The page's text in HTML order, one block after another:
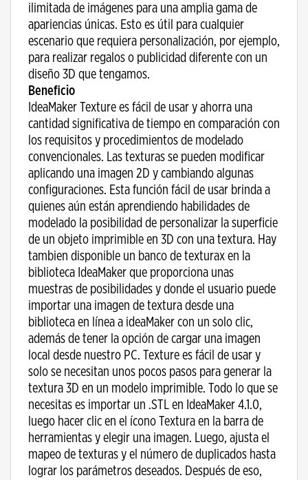
ilimitada de imágenes para una amplia gama de
apariencias únicas. Esto es útil para cualquier
escenario que requiera personalización, por ejemplo,
para realizar regalos o publicidad diferente con un
diseño 3D que tengamos.
Beneficio
IdeaMaker Texture es fácil de usar y ahorra una
cantidad significativa de tiempo en comparación con
los requisitos y procedimientos de modelado
convencionales. Las texturas se pueden modificar
aplicando una imagen 2D y cambiando algunas
configuraciones. Esta función fácil de usar brinda a
quienes aún están aprendiendo habilidades de
modelado la posibilidad de personalizar la superficie
de un objeto imprimible en 3D con una textura. Hay
tambien disponible un banco de texturax en la
biblioteca IdeaMaker que proporciona unas
muestras de posibilidades y donde el usuario puede
importar una imagen de textura desde una
biblioteca en línea a ideaMaker con un solo clic,
además de tener la opción de cargar una imagen
local desde nuestro PC. Texture es fácil de usar y
solo se necesitan unos pocos pasos para generar la
textura 3D en un modelo imprimible. Todo lo que se
necesitas es importar un .STL en IdeaMaker 4.1.0,
luego hacer clic en el ícono Textura en la barra de
herramientas y elegir una imagen. Luego, ajusta el
mapeo de texturas y el número de duplicados hasta
lograr los parámetros deseados. Después de eso,